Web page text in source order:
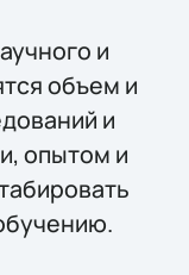
и
объем и
и
опытом и